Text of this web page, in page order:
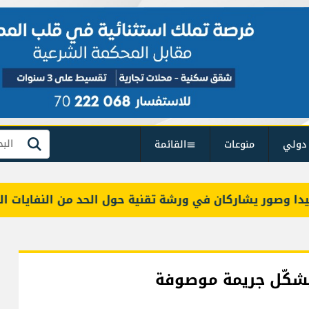
منوعات القائمة بحث
يشاركان في ورشة تقنية حول الحد من النفايات
جريمة موصوفة